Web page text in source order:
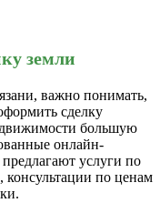
земли
важно понимать,
сделку
большую
онлайн-
услуги по
консультации по ценам